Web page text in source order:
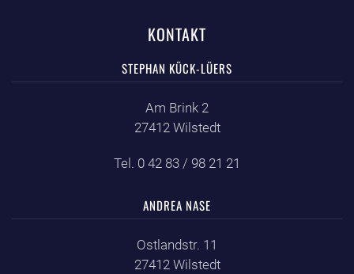
KONTAKT
STEPHAN KÜCK-LÜERS
Am Brink 2
27412 Wilstedt
Tel. 0 42 83 / 98 21 21
ANDREA NASE
Ostlandstr. 11
27412 Wilstedt